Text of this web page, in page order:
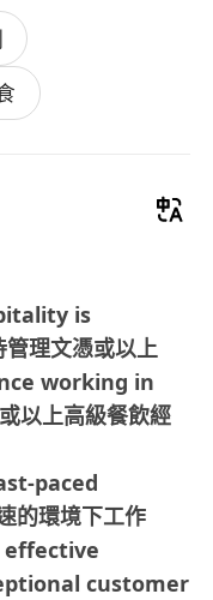
is
理文憑或以上
working in
以上高級餐飲經
paced
的環境下工作
effective
customer